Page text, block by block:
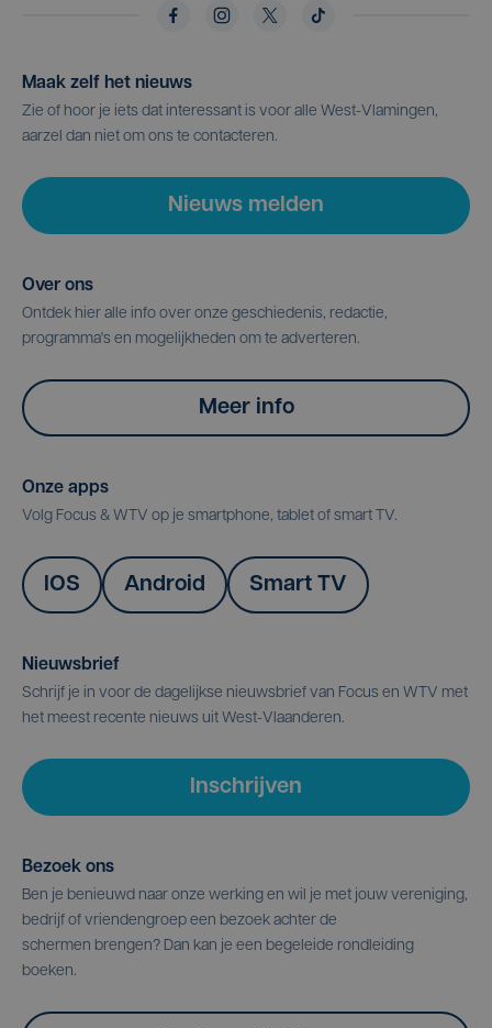
Maak zelf het nieuws
Zie of hoor je iets dat interessant is voor alle West-Vlamingen,
aarzel dan niet om ons te contacteren.
Nieuws melden
Over ons
Ontdek hier alle info over onze geschiedenis, redactie,
programma's en mogelijkheden om te adverteren.
Meer info
Onze apps
Volg Focus & WTV op je smartphone, tablet of smart TV.
IOS Android Smart TV
Nieuwsbrief
Schrijf je in voor de dagelijkse nieuwsbrief van Focus en WTV met
het meest recente nieuws uit West-Vlaanderen.
Inschrijven
Bezoek ons
Ben je benieuwd naar onze werking en wil je met jouw vereniging,
bedrijf of vriendengroep een bezoek achter de
schermen brengen? Dan kan je een begeleide rondleiding
boeken.